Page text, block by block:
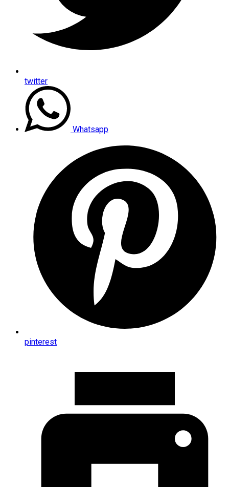
twitter
Whatsapp
pinterest